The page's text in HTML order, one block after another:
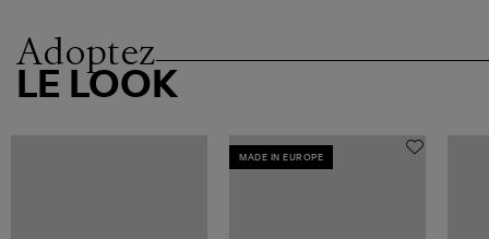
Adoptez
LE LOOK
MADE IN EUROPE